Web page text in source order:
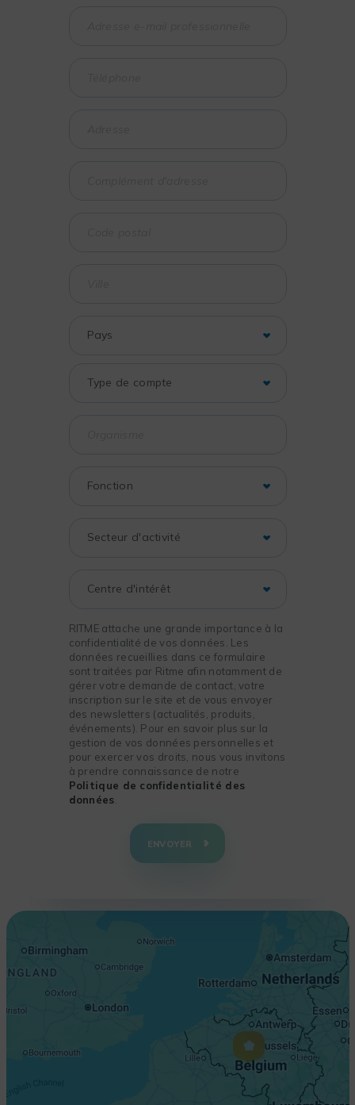
RITME attache une grande importance à la
confidentialité de vos données. Les
données recueillies dans ce formulaire
sont traitées par Ritme afin notamment de
gérer votre demande de contact, votre
inscription sur le site et de vous envoyer
des newsletters (actualités, produits,
événements). Pour en savoir plus sur la
gestion de vos données personnelles et
pour exercer vos droits, nous vous invitons
à prendre connaissance de notre
Politique de confidentialité des
données
ENVOYER